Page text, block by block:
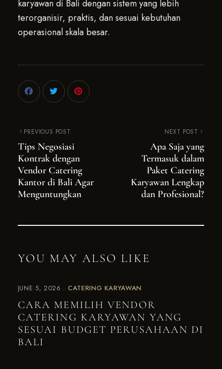
karyawan di Bali dengan sistem yang lebih
terorganisir, praktis, dan sesuai kebutuhan
operasional skala besar.
PREVIOUS POST
Tips Negosiasi
Kontrak dengan
Vendor Catering
Kantor di Bali Agar
Menguntungkan
NEXT POST
Apa Saja yang
Termasuk dalam
Paket Catering
Karyawan Lengkap
dan Profesional?
YOU MAY ALSO LIKE
JUNE 5, 2026 CATERING KARYAWAN
CARA MEMILIH VENDOR
CATERING KARYAWAN YANG
SESUAI BUDGET PERUSAHAAN DI
BALI